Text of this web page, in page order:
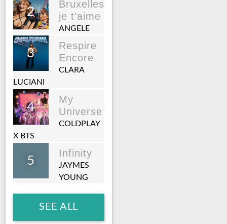
2
Bruxelles
je t'aime
ANGELE
3
Respire
Encore
CLARA
LUCIANI
4
My
Universe
COLDPLAY
X BTS
5
Infinity
JAYMES
YOUNG
SEE ALL